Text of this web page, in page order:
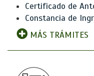
Certificado de
Constancia de
MÁS TRÁMITES